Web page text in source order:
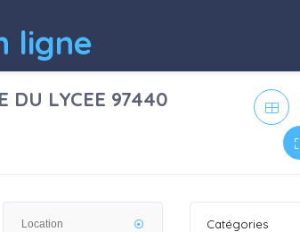
ligne
DU LYCEE 97440
Catégories